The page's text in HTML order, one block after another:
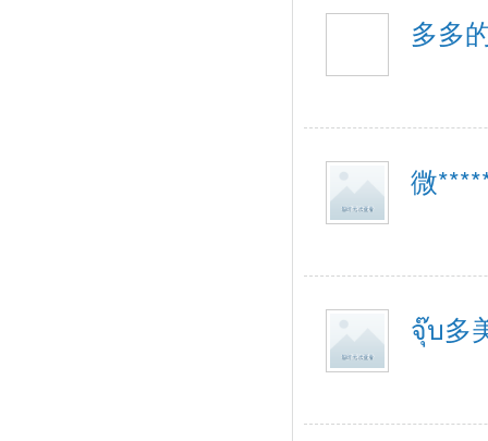
多多
微
จุ๊บ多